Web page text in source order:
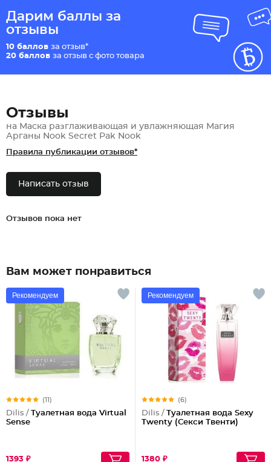
Дарим баллы за
отзывы
10 баллов за отзыв*
20 баллов за отзыв с фото товара
Отзывы
на Маска разглаживающая и увлажняющая Магия
Арганы Nook Secret Pak Nook
Правила публикации отзывов*
Написать отзыв
Отзывов пока нет
Вам может понравиться
Рекомендуем
(11)
Dilis / Туалетная вода Virtual
Sense
1393 ₽
Рекомендуем
(6)
Dilis / Туалетная вода Sexy
Twenty (Секси Твенти)
1380 ₽